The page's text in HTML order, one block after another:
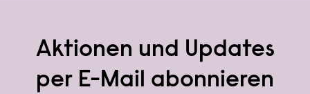
Aktionen und Updates
per E-Mail abonnieren